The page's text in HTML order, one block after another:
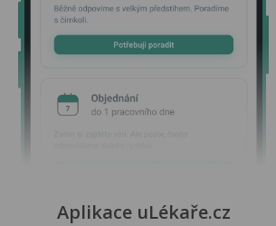
Aplikace uLékaře.cz